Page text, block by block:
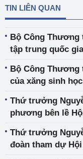
TIN LIÊN QUAN
Bộ Công
tập trung quốc
Bộ Công
của xăng sinh học
Thứ trưởng
phương bên lề
Thứ trưởng
đoàn tham dự